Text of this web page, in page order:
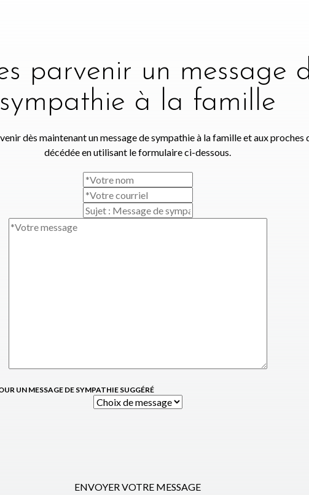
parvenir un message
sympathie à la famille
dès maintenant un message de sympathie à la famille et aux proches
décédée en utilisant le formulaire ci-dessous.
UN MESSAGE DE SYMPATHIE SUGGÉRÉ
ENVOYER VOTRE MESSAGE